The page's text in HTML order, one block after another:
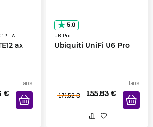
EA
ax
laos
€
5.0
U6-Pro
Ubiquiti UniFi U6 Pro
laos
171.52 € 155.83 €